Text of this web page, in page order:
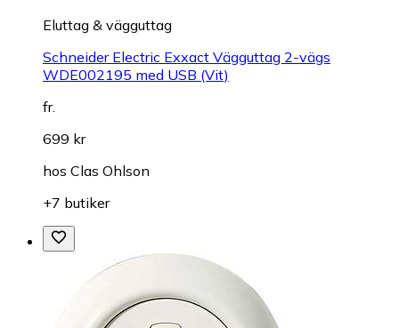
Eluttag & vägguttag
Schneider Electric Exxact Vägguttag 2-vägs
WDE002195 med USB (Vit)
fr.
699 kr
hos Clas Ohlson
+7 butiker